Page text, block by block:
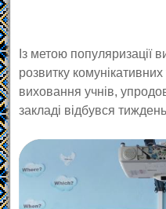
Із метою популяризації
розвитку
виховання учнів,
закладі відбувся